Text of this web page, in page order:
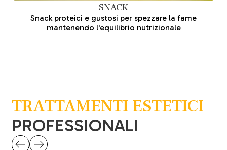
SNACK
Snack proteici e gustosi per spezzare la fame
mantenendo l'equilibrio nutrizionale
TRATTAMENTI ESTETICI
PROFESSIONALI